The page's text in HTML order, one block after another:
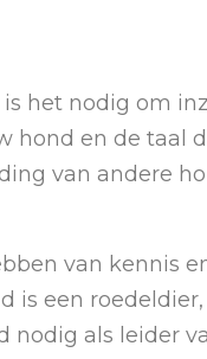
het nodig om
hond en de taal
van andere
van kennis
is een
als leider